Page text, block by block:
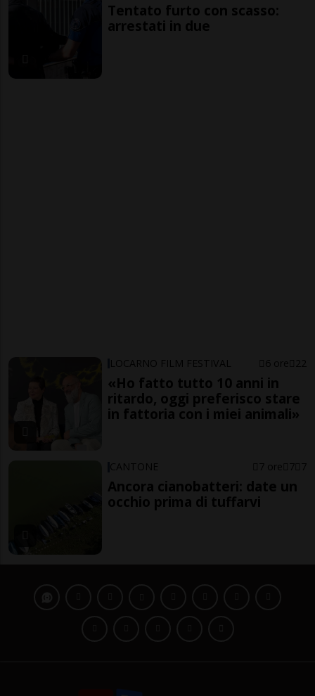
Tentato furto con scasso:
arrestati in due
LOCARNO FILM FESTIVAL 6 ore 22
«Ho fatto tutto 10 anni in
ritardo, oggi preferisco stare
in fattoria con i miei animali»
CANTONE 7 ore 7 7
Ancora cianobatteri: date un
occhio prima di tuffarvi